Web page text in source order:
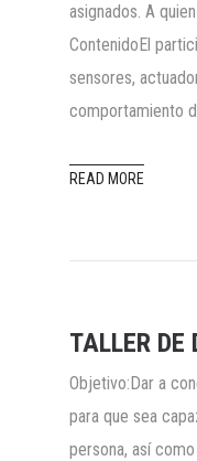
asignados. A
ContenidoEl
sensores,
comportamiento
READ MORE
TALLER DE
Objetivo:Dar a
para que sea
persona, así